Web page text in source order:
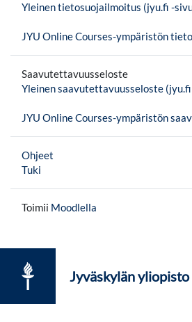
Yleinen tietosuojailmoitus (jyu.fi -
JYU Online Courses-ympäristön
Saavutettavuusseloste
Yleinen saavutettavuusseloste
JYU Online Courses-ympäristön
Ohjeet
Tuki
Toimii Moodlella
Jyväskylän yliopisto